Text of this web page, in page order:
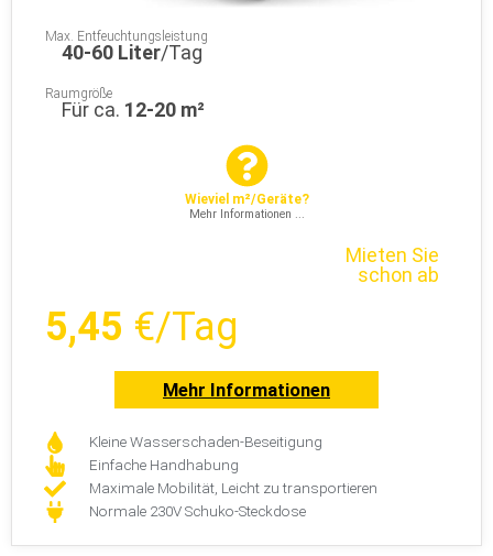
Max. Entfeuchtungsleistung
40-60 Liter/Tag
Raumgröße
Für ca. 12-20 m²
Wieviel m²/Geräte?
Mehr Informationen ...
Mieten Sie
schon ab
5,45 €/Tag
Mehr Informationen
Kleine Wasserschaden-Beseitigung
Einfache Handhabung
Maximale Mobilität, Leicht zu transportieren
Normale 230V Schuko-Steckdose